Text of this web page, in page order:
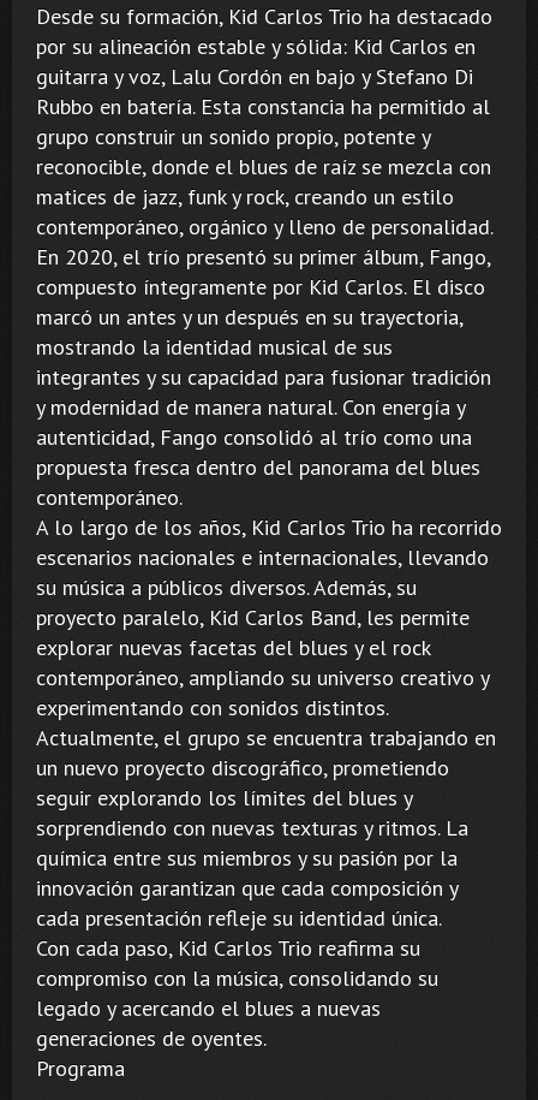
Desde su formación, Kid Carlos Trio ha destacado
por su alineación estable y sólida: Kid Carlos en
guitarra y voz, Lalu Cordón en bajo y Stefano Di
Rubbo en batería. Esta constancia ha permitido al
grupo construir un sonido propio, potente y
reconocible, donde el blues de raíz se mezcla con
matices de jazz, funk y rock, creando un estilo
contemporáneo, orgánico y lleno de personalidad.
En 2020, el trío presentó su primer álbum, Fango,
compuesto íntegramente por Kid Carlos. El disco
marcó un antes y un después en su trayectoria,
mostrando la identidad musical de sus
integrantes y su capacidad para fusionar tradición
y modernidad de manera natural. Con energía y
autenticidad, Fango consolidó al trío como una
propuesta fresca dentro del panorama del blues
contemporáneo.
A lo largo de los años, Kid Carlos Trio ha recorrido
escenarios nacionales e internacionales, llevando
su música a públicos diversos. Además, su
proyecto paralelo, Kid Carlos Band, les permite
explorar nuevas facetas del blues y el rock
contemporáneo, ampliando su universo creativo y
experimentando con sonidos distintos.
Actualmente, el grupo se encuentra trabajando en
un nuevo proyecto discográfico, prometiendo
seguir explorando los límites del blues y
sorprendiendo con nuevas texturas y ritmos. La
química entre sus miembros y su pasión por la
innovación garantizan que cada composición y
cada presentación refleje su identidad única.
Con cada paso, Kid Carlos Trio reafirma su
compromiso con la música, consolidando su
legado y acercando el blues a nuevas
generaciones de oyentes.
Programa